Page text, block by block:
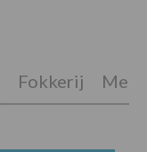
Fokkerij